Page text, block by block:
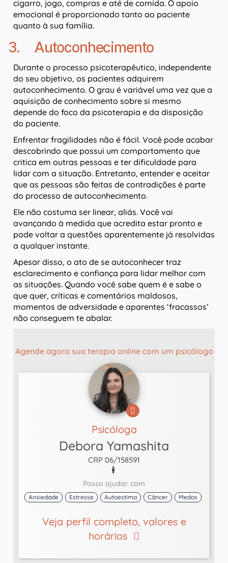
cigarro, jogo, compras e até de comida. O apoio
emocional é proporcionado tanto ao paciente
quanto à sua família.
3. Autoconhecimento
Durante o processo psicoterapêutico, independente
do seu objetivo, os pacientes adquirem
autoconhecimento. O grau é variável uma vez que a
aquisição de conhecimento sobre si mesmo
depende do foco da psicoterapia e da disposição
do paciente.
Enfrentar fragilidades não é fácil. Você pode acabar
descobrindo que possui um comportamento que
critica em outras pessoas e ter dificuldade para
lidar com a situação. Entretanto, entender e aceitar
que as pessoas são feitas de contradições é parte
do processo de autoconhecimento.
Ele não costuma ser linear, aliás. Você vai
avançando à medida que acredita estar pronto e
pode voltar a questões aparentemente já resolvidas
a qualquer instante.
Apesar disso, o ato de se autoconhecer traz
esclarecimento e confiança para lidar melhor com
as situações. Quando você sabe quem é e sabe o
que quer, críticas e comentários maldosos,
momentos de adversidade e aparentes ‘fracassos’
não conseguem te abalar.
Agende agora sua terapia online com um psicólogo
Psicóloga
Debora Yamashita
CRP 06/158591
Posso ajudar com
Ansiedade Estresse Autoestima Câncer Medos
Veja perfil completo, valores e
horários